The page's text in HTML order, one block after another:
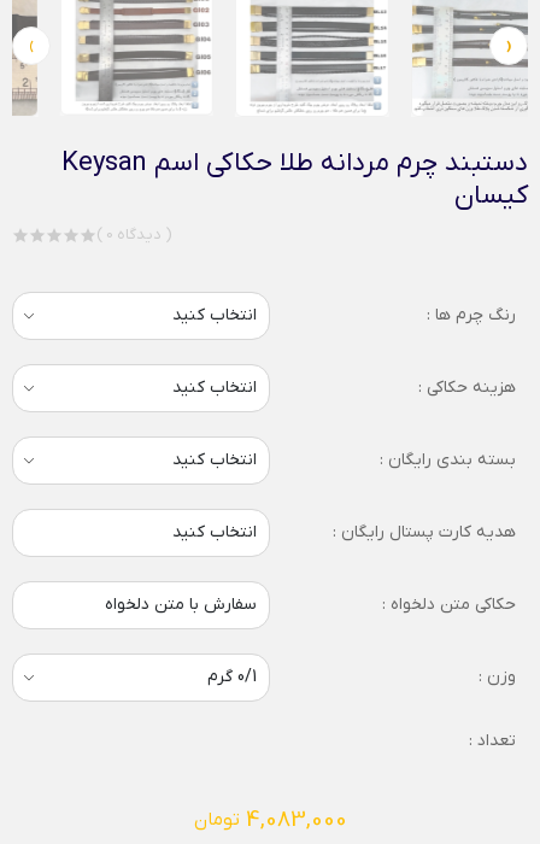
‹
›
دستبند چرم مردانه طلا حکاکی اسم Keysan
کیسان
( 0 دیدگاه )
رنگ چرم ها :
هزینه حکاکی :
بسته بندی رایگان :
هدیه کارت پستال رایگان : انتخاب کنید
حکاکی متن دلخواه : سفارش با متن دلخواه
وزن :
تعداد :
4,083,000 تومان